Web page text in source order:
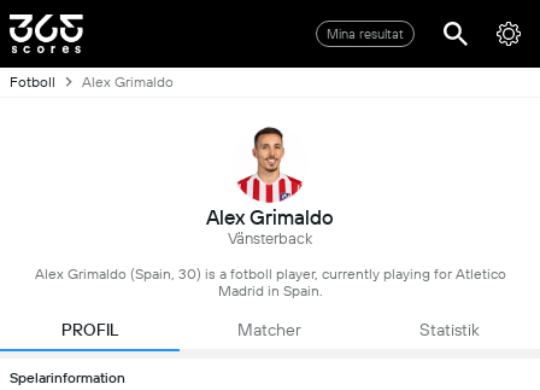
Mina resultat
Fotboll Alex Grimaldo
Alex Grimaldo
Vänsterback
Alex Grimaldo (Spain, 30) is a fotboll player, currently playing for Atletico
Madrid in Spain.
PROFIL Matcher Statistik
Spelarinformation